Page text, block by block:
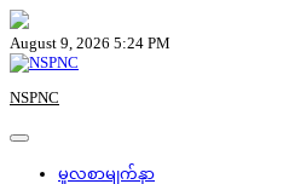
Skip
to
content
August 9, 2026 5:24 PM
NSPNC
မူလစာမျက်နှာ